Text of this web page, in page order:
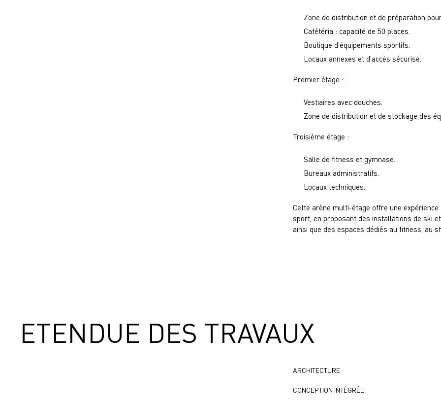
Zone de distribution et de préparation
Cafétéria : capacité de 50 places.
Boutique d’équipements sportifs.
Locaux annexes et d’accès sécurisé.
Premier étage :
Vestiaires avec douches.
Zone de distribution et de stockage des
Troisième étage :
Salle de fitness et gymnase.
Bureaux administratifs.
Locaux techniques.
Cette arène multi-étage offre une
sport, en proposant des installations de ski
ainsi que des espaces dédiés au fitness, au
ETENDUE DES TRAVAUX
ARCHITECTURE
CONCEPTION INTÉGRÉE